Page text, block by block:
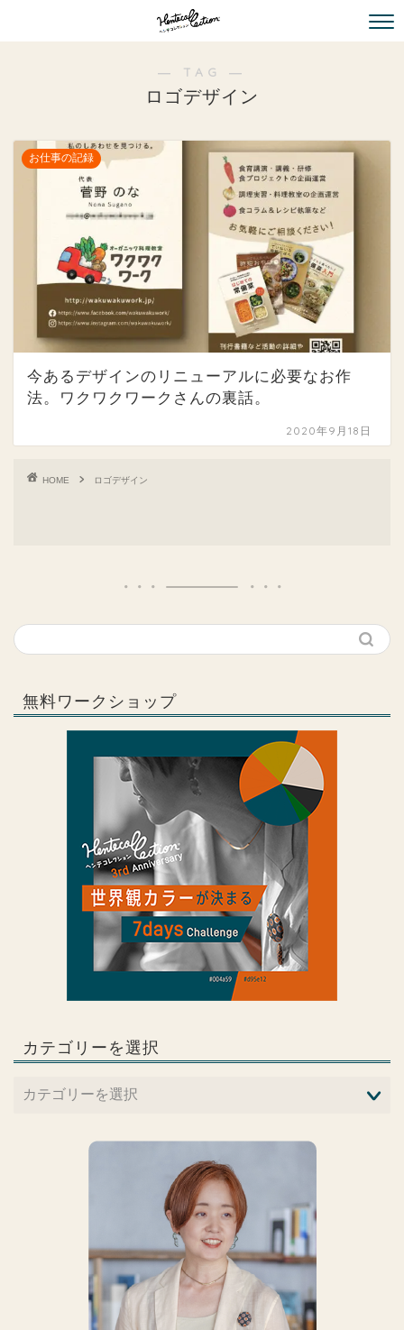
― TAG ―
ロゴデザイン
お仕事の記録
今あるデザインのリニューアルに必要なお作
法。ワクワクワークさんの裏話。
2020年9月18日
HOME ロゴデザイン
無料ワークショップ
カテゴリーを選択